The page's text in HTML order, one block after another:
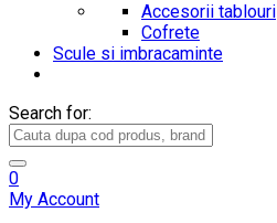
Accesorii tablouri
Cofrete
Scule si imbracaminte
Search for:
0
My Account